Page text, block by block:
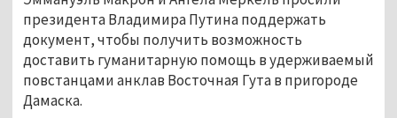
президента Владимира Путина поддержать
документ, чтобы получить возможность
доставить гуманитарную помощь в удерживаемый
повстанцами анклав Восточная Гута в пригороде
Дамаска.